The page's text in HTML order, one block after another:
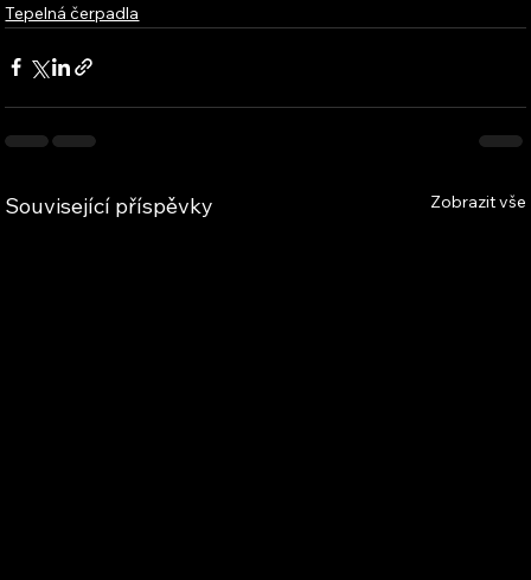
Tepelná čerpadla
Související příspěvky Zobrazit vše